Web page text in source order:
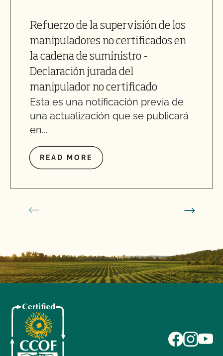
Refuerzo de la supervisión de los
manipuladores no certificados en
la cadena de suministro -
Declaración jurada del
manipulador no certificado
Esta es una notificación previa de
una actualización que se publicará
en...
READ MORE